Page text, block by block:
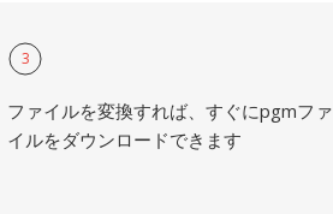
3
ファイルを変換すれば、すぐにpgmファ
イルをダウンロードできます